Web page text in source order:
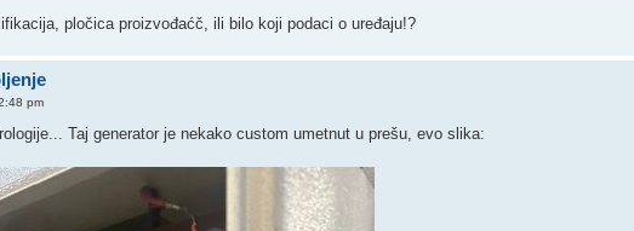
pločica proizvođaćč, ili bilo koji podaci o uređaju!?
pm
Taj generator je nekako custom umetnut u prešu, evo slika: